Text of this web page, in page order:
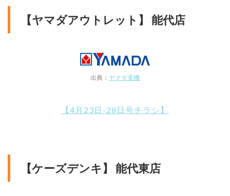
【ヤマダアウトレット】 能代店
出典： ヤマダ電機
【4月23日-28日号チラシ】
【ケーズデンキ】 能代東店